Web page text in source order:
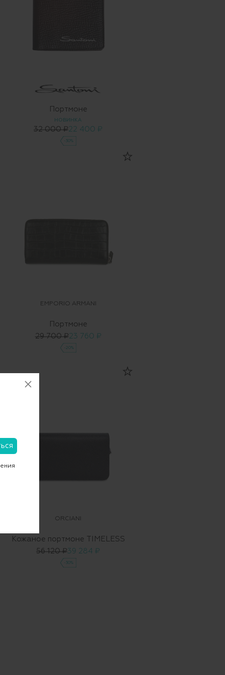
Портмоне
НОВИНКА
32 000 ₽22 400 ₽
-30%
EMPORIO ARMANI
Портмоне
29 700 ₽23 760 ₽
-20%
ORCIANI
Кожаное портмоне TIMELESS
56 120 ₽39 284 ₽
-30%